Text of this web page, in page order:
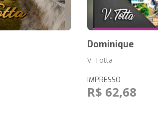
Dominique
V. Totta
IMPRESSO
R$ 62,68